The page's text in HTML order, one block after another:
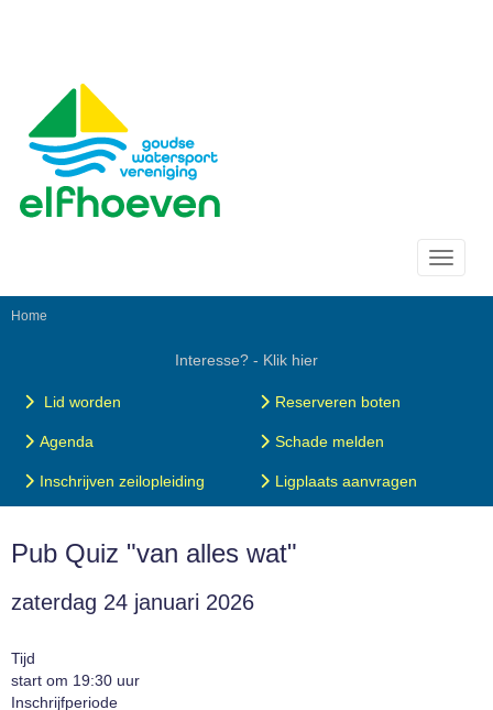
Toggle
Home
Interesse? - Klik hier
Lid worden Reserveren boten
Agenda Schade melden
Inschrijven zeilopleiding Ligplaats aanvragen
Pub Quiz "van alles wat"
zaterdag 24 januari 2026
Tijd
start om 19:30 uur
Inschrijfperiode